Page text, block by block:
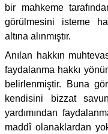
bir mahkeme
görülmesini isteme
altına alınmıştır.
Anılan hakkın
faydalanma hakkı
belirlenmiştir. Buna
kendisini bizzat
yardımından
maddî olanaklardan